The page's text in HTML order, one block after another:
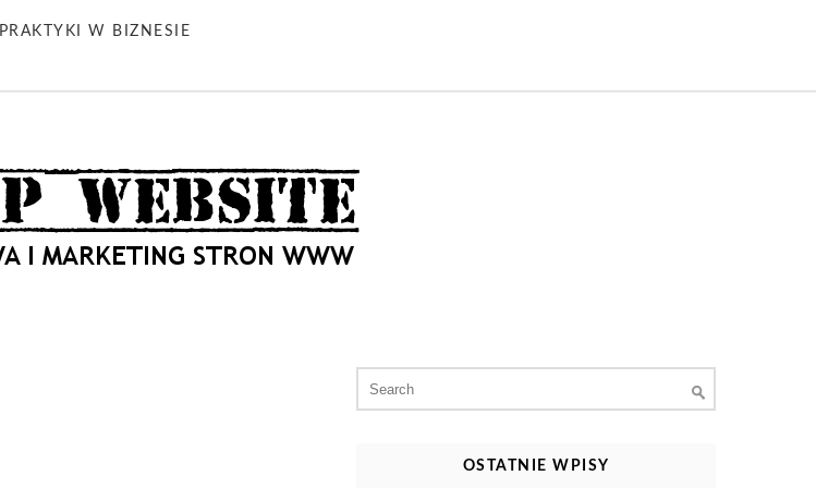
PRAKTYKI W BIZNESIE
for:
OSTATNIE WPISY